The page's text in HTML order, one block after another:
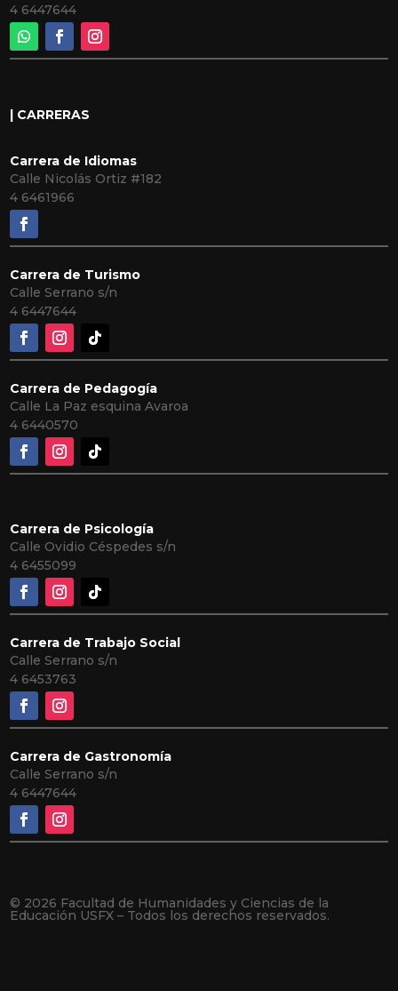
4 6447644
| CARRERAS
Carrera de Idiomas
Calle Nicolás Ortiz #182
4 6461966
Carrera de Turismo
Calle Serrano s/n
4 6447644
Carrera de Pedagogía
Calle La Paz esquina Avaroa
4 6440570
Carrera de Psicología
Calle Ovidio Céspedes s/n
4 6455099
Carrera de Trabajo Social
Calle Serrano s/n
4 6453763
Carrera de Gastronomía
Calle Serrano s/n
4 6447644
© 2026 Facultad de Humanidades y Ciencias de la
Educación USFX – Todos los derechos reservados.